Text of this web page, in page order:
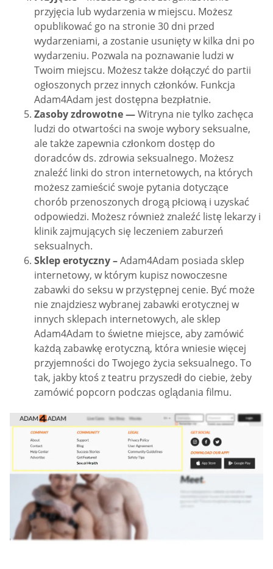
przyjęcia lub wydarzenia w miejscu. Możesz
opublikować go na stronie 30 dni przed
wydarzeniami, a zostanie usunięty w kilka dni po
wydarzeniu. Pozwala na poznawanie ludzi w
Twoim miejscu. Możesz także dołączyć do partii
ogłoszonych przez innych członków. Funkcja
Adam4Adam jest dostępna bezpłatnie.
Zasoby zdrowotne —Witryna nie tylko zachęca
ludzi do otwartości na swoje wybory seksualne,
ale także zapewnia członkom dostęp do
doradców ds. zdrowia seksualnego. Możesz
znaleźć linki do stron internetowych, na których
możesz zamieścić swoje pytania dotyczące
chorób przenoszonych drogą płciową i uzyskać
odpowiedzi. Możesz również znaleźć listę lekarzy i
klinik zajmujących się leczeniem zaburzeń
seksualnych.
Sklep erotyczny –Adam4Adam posiada sklep
internetowy, w którym kupisz nowoczesne
zabawki do seksu w przystępnej cenie. Być może
nie znajdziesz wybranej zabawki erotycznej w
innych sklepach internetowych, ale sklep
Adam4Adam to świetne miejsce, aby zamówić
każdą zabawkę erotyczną, która wniesie więcej
przyjemności do Twojego życia seksualnego. To
tak, jakby ktoś z teatru przyszedł do ciebie, żeby
zamówić popcorn podczas oglądania filmu.